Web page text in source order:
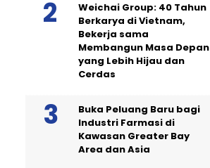
Weichai Group: 40 Tahun
Berkarya di Vietnam,
Bekerja sama
Membangun Masa Depan
yang Lebih Hijau dan
Cerdas
Buka Peluang Baru bagi
Industri Farmasi di
Kawasan Greater Bay
Area dan Asia